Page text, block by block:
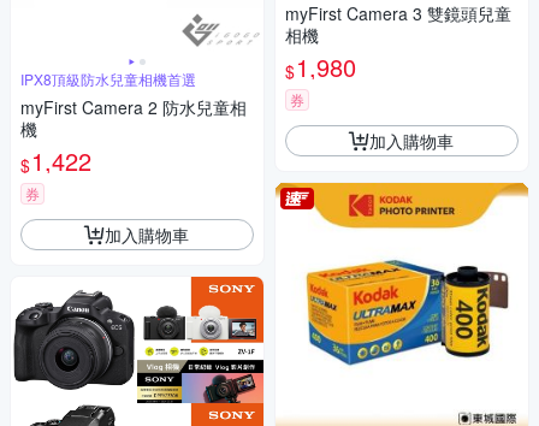
IPX8頂級防水兒童相機首選
myFirst Camera 2 防水兒童相
機
$1,422
券
加入購物車
myFirst Camera 3 雙鏡頭兒童
相機
$1,980
券
加入購物車